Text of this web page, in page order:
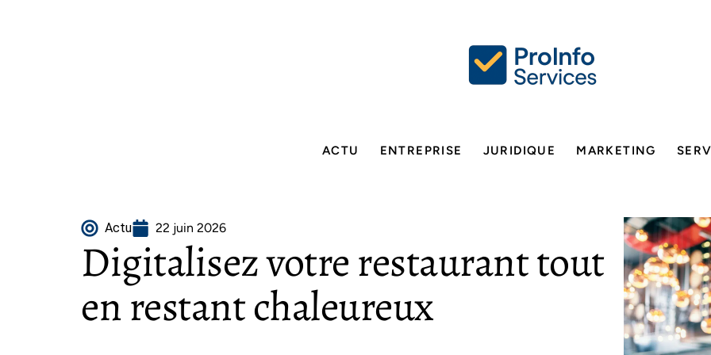
ACTU ENTREPRISE JURIDIQUE MARKETING
Actu 22 juin 2026
Digitalisez votre restaurant tout
en restant chaleureux